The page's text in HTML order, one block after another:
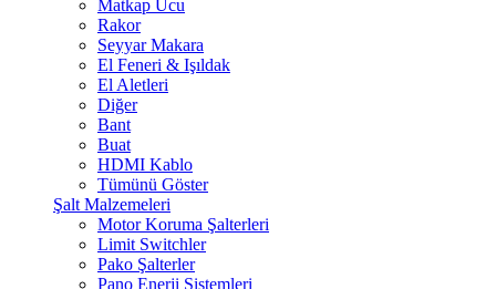
Matkap Ucu
Rakor
Seyyar Makara
El Feneri & Işıldak
El Aletleri
Diğer
Bant
Buat
HDMI Kablo
Tümünü Göster
Şalt Malzemeleri
Motor Koruma Şalterleri
Limit Switchler
Pako Şalterler
Pano Enerji Sistemleri